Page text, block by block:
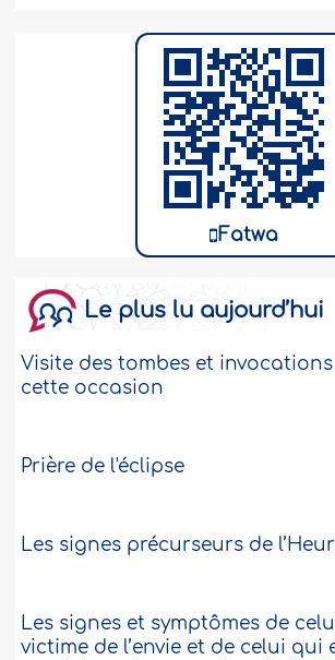
Fatwa
Le plus lu aujourd’hui
Visite des tombes et
cette occasion
Prière de l'éclipse
Les signes précurseurs de
Les signes et symptômes de
victime de l’envie et de celui qui